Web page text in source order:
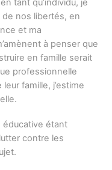
tant qu’individu, je
nos libertés, en
et ma
à penser que
en famille serait
professionnelle
famille, j’estime
éducative étant
contre les